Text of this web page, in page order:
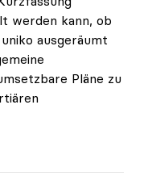
werden kann, ob
ausgeräumt
Pläne zu
zeigt nur